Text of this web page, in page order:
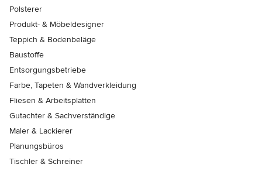
Polsterer
Produkt- & Möbeldesigner
Teppich & Bodenbeläge
Baustoffe
Entsorgungsbetriebe
Farbe, Tapeten & Wandverkleidung
Fliesen & Arbeitsplatten
Gutachter & Sachverständige
Maler & Lackierer
Planungsbüros
Tischler & Schreiner